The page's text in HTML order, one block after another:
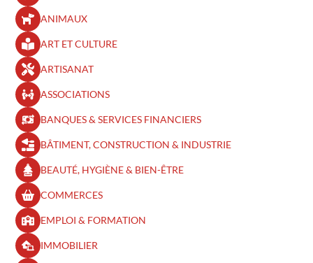
ANIMAUX
ART ET CULTURE
ARTISANAT
ASSOCIATIONS
BANQUES & SERVICES FINANCIERS
BÂTIMENT, CONSTRUCTION & INDUSTRIE
BEAUTÉ, HYGIÈNE & BIEN-ÊTRE​
COMMERCES
EMPLOI & FORMATION
IMMOBILIER